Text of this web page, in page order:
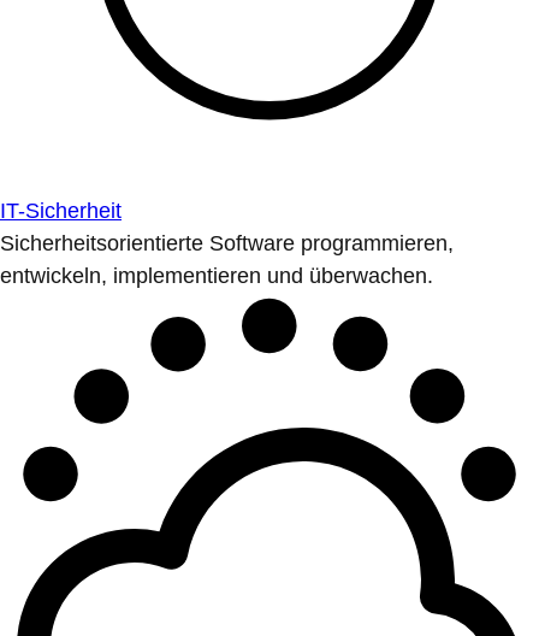
IT-Sicherheit
Sicherheitsorientierte Software programmieren,
entwickeln, implementieren und überwachen.